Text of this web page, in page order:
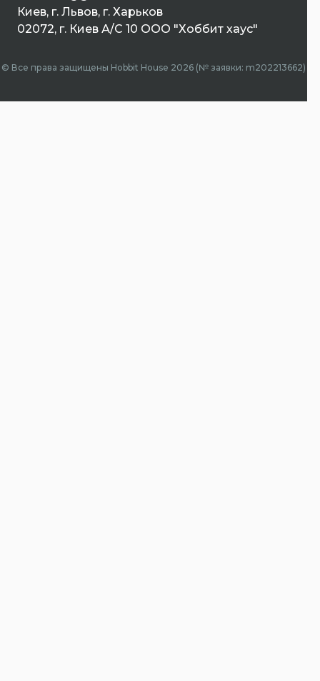
Киев, г. Львов, г. Харьков
02072, г. Киев А/С 10 ООО "Хоббит хаус"
© Все права защищены Hobbit House 2026 (№ заявки: m202213662)